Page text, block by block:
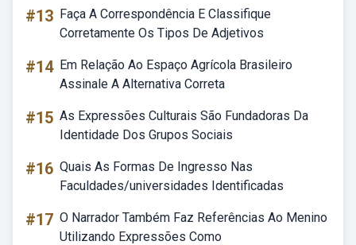
#13 Faça A Correspondência E Classifique
Corretamente Os Tipos De Adjetivos
#14 Em Relação Ao Espaço Agrícola Brasileiro
Assinale A Alternativa Correta
#15 As Expressões Culturais São Fundadoras Da
Identidade Dos Grupos Sociais
#16 Quais As Formas De Ingresso Nas
Faculdades/universidades Identificadas
#17 O Narrador Também Faz Referências Ao Menino
Utilizando Expressões Como